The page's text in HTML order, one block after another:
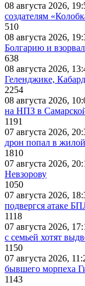
08 августа 2026,
создателям
510
08 августа 2026,
Болгарию и
638
08 августа 2026,
Геленджике,
2254
08 августа 2026,
на НПЗ в
1191
07 августа 2026,
дрон попал в
1810
07 августа 2026,
Невзорову
1050
07 августа 2026,
подвергся атаке
1118
07 августа 2026,
с семьей хотят
1150
07 августа 2026,
бывшего морпеха
1143